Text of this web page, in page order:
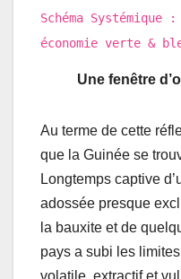
Schéma
économie verte &
Une fenêtre
Au terme de cette
que la Guinée se
Longtemps captive
adossée presque
la bauxite et de
pays a subi les
volatile, extractif et